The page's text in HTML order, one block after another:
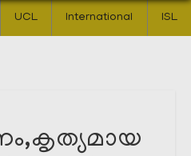
UCL International ISL